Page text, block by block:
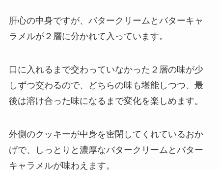
肝心の中身ですが、バタークリームとバターキャ
ラメルが２層に分かれて入っています。
口に入れるまで交わっていなかった２層の味が少
しずつ交わるので、どちらの味も堪能しつつ、最
後は溶け合った味になるまで変化を楽しめます。
外側のクッキーが中身を密閉してくれているおか
げで、しっとりと濃厚なバタークリームとバター
キャラメルが味わえます。